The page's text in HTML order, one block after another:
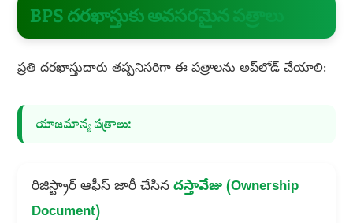
BPS దరఖాస్తుకు అవసరమైన పత్రాలు
ప్రతి దరఖాస్తుదారు తప్పనిసరిగా ఈ పత్రాలను అప్‌లోడ్ చేయాలి:
యాజమాన్య పత్రాలు:
రిజిస్ట్రార్ ఆఫీస్ జారీ చేసిన దస్తావేజు (Ownership
Document)